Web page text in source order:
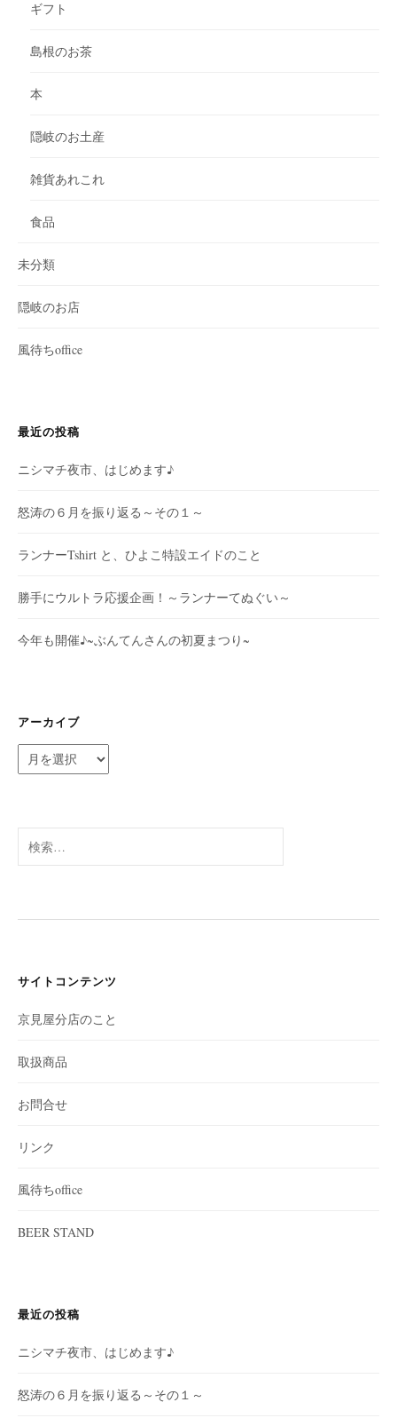
ギフト
島根のお茶
本
隠岐のお土産
雑貨あれこれ
食品
未分類
隠岐のお店
風待ちoffice
最近の投稿
ニシマチ夜市、はじめます♪
怒涛の６月を振り返る～その１～
ランナーTshirt と、ひよこ特設エイドのこと
勝手にウルトラ応援企画！～ランナーてぬぐい～
今年も開催♪~ぶんてんさんの初夏まつり~
アーカイブ
ー
ブ
索:
サイトコンテンツ
京見屋分店のこと
取扱商品
お問合せ
リンク
風待ちoffice
BEER STAND
最近の投稿
ニシマチ夜市、はじめます♪
怒涛の６月を振り返る～その１～